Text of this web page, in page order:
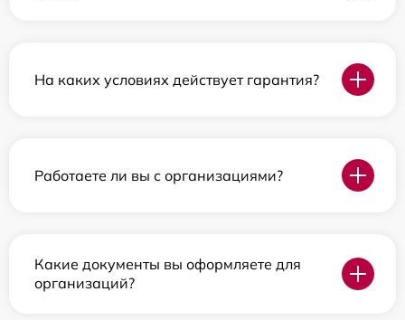
На каких условиях действует гарантия?
Работаете ли вы с организациями?
Какие документы вы оформляете для
организаций?